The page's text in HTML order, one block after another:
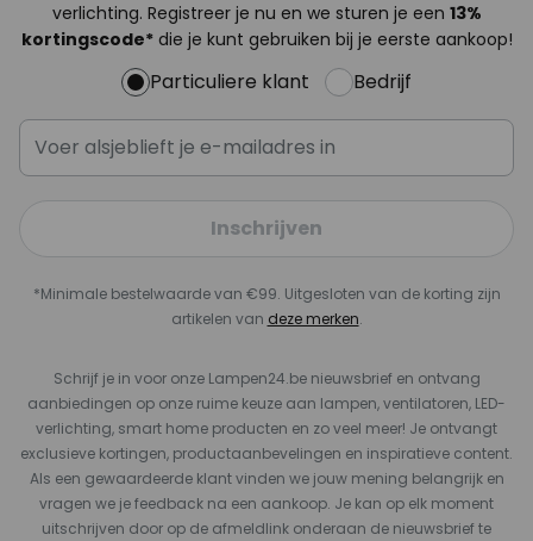
verlichting. Registreer je nu en we sturen je een 13%
kortingscode*die je kunt gebruiken bij je eerste aankoop!
Particuliere klant Bedrijf
Inschrijven
*Minimale bestelwaarde van €99. Uitgesloten van de korting zijn
artikelen van deze merken.
Schrijf je in voor onze Lampen24.be nieuwsbrief en ontvang
aanbiedingen op onze ruime keuze aan lampen, ventilatoren, LED-
verlichting, smart home producten en zo veel meer! Je ontvangt
exclusieve kortingen, productaanbevelingen en inspiratieve content.
Als een gewaardeerde klant vinden we jouw mening belangrijk en
vragen we je feedback na een aankoop. Je kan op elk moment
uitschrijven door op de afmeldlink onderaan de nieuwsbrief te